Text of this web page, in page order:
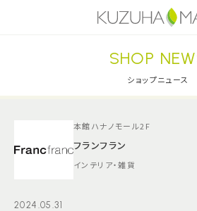
年中無休平 日：
※店舗により異な
ショップガイド
グルメ＆フード
SHOP
ショップニュース
本館ハナノモール2F
フランフラン
インテリア・雑貨
2024.05.31